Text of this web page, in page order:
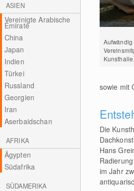
ASIEN
Vereinigte Arabische
Emirate
China
Japan
Indien
Türkei
Russland
Georgien
Iran
Aserbaidschan
AFRIKA
Ägypten
Südafrika
SÜDAMERIKA
Kunsthalle.
sowie mit
Die
Hans
im Jahr